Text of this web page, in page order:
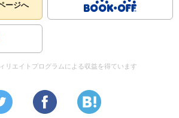
れないですね。いや、戦国時代はある
をまとめる人が持っていれば良いスキ
ないけど、今はドッグイヤー。過去の７
で起こる。
ーじゃなく、シカダーイヤー（蝉の年）
とでしょ？蝉って７日間、、、さらにど
きてるってことだと思うけど、そういう
ージへ
リエイトプログラムによる収益を得ています